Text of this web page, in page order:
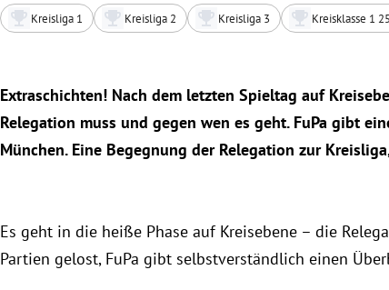
Kreisliga 1 Kreisliga 2 Kreisliga 3 Kreisklasse 1
Extraschichten! Nach dem letzten Spieltag auf
Relegation muss und gegen wen es geht. FuPa gibt
München. Eine Begegnung der Relegation zur
Es geht in die heiße Phase auf Kreisebene – die
Partien gelost, FuPa gibt selbstverständlich einen